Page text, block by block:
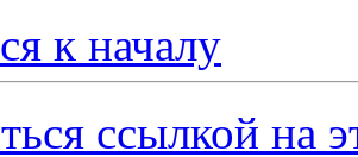
к началу